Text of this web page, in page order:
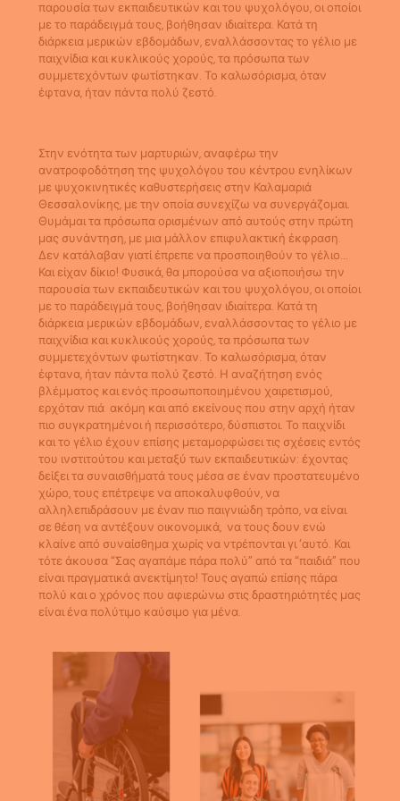
παρουσία των εκπαιδευτικών και του ψυχολόγου, οι οποίοι
με το παράδειγμά τους, βοήθησαν ιδιαίτερα. Κατά τη
διάρκεια μερικών εβδομάδων, εναλλάσσοντας το γέλιο με
παιχνίδια και κυκλικούς χορούς, τα πρόσωπα των
συμμετεχόντων φωτίστηκαν. Το καλωσόρισμα, όταν
έφτανα, ήταν πάντα πολύ ζεστό.
Στην ενότητα των μαρτυριών, αναφέρω την
ανατροφοδότηση της ψυχολόγου του κέντρου ενηλίκων
με ψυχοκινητικές καθυστερήσεις στην Καλαμαριά
Θεσσαλονίκης, με την οποία συνεχίζω να συνεργάζομαι.
Θυμάμαι τα πρόσωπα ορισμένων από αυτούς στην πρώτη
μας συνάντηση, με μια μάλλον επιφυλακτική έκφραση.
Δεν κατάλαβαν γιατί έπρεπε να προσποιηθούν το γέλιο…
Και είχαν δίκιο! Φυσικά, θα μπορούσα να αξιοποιήσω την
παρουσία των εκπαιδευτικών και του ψυχολόγου, οι οποίοι
με το παράδειγμά τους, βοήθησαν ιδιαίτερα. Κατά τη
διάρκεια μερικών εβδομάδων, εναλλάσσοντας το γέλιο με
παιχνίδια και κυκλικούς χορούς, τα πρόσωπα των
συμμετεχόντων φωτίστηκαν. Το καλωσόρισμα, όταν
έφτανα, ήταν πάντα πολύ ζεστό. Η αναζήτηση ενός
βλέμματος και ενός προσωποποιημένου χαιρετισμού,
ερχόταν πιά ακόμη και από εκείνους που στην αρχή ήταν
πιο συγκρατημένοι ή περισσότερο, δύσπιστοι. Το παιχνίδι
και το γέλιο έχουν επίσης μεταμορφώσει τις σχέσεις εντός
του ινστιτούτου και μεταξύ των εκπαιδευτικών: έχοντας
δείξει τα συναισθήματά τους μέσα σε έναν προστατευμένο
χώρο, τους επέτρεψε να αποκαλυφθούν, να
αλληλεπιδράσουν με έναν πιο παιγνιώδη τρόπο, να είναι
σε θέση να αντέξουν οικονομικά, να τους δουν ενώ
κλαίνε από συναίσθημα χωρίς να ντρέπονται γι ‘αυτό. Και
τότε άκουσα “Σας αγαπάμε πάρα πολύ” από τα “παιδιά” που
είναι πραγματικά ανεκτίμητο! Τους αγαπώ επίσης πάρα
πολύ και ο χρόνος που αφιερώνω στις δραστηριότητές μας
είναι ένα πολύτιμο καύσιμο για μένα.